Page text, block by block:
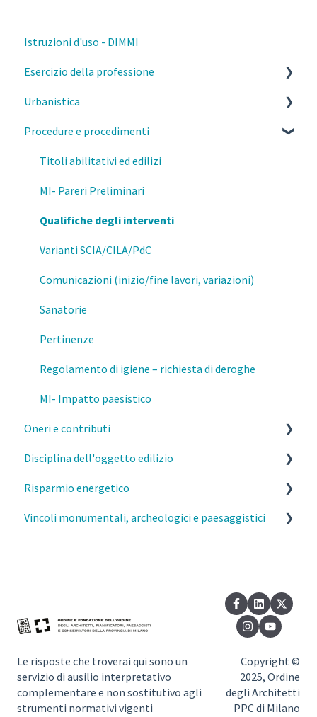
Istruzioni d'uso - DIMMI
Esercizio della professione
Parcelle, contratti e diritto civile
Deontologia
Responsabilità del professionista
Privacy e GDPR
Fisco
Prevenzione e Sicurezza Antincendio
Formazione
Urbanistica
PGT Milano- Norme morfologiche
PGT Milano- Piano delle regole
PGT Milano- Piano dei servizi
Piano di governo del territorio
Attestazione della consistenza Edilizia
Salvaguardia
Mutamenti di destinazione d'uso
Esercizio della professione
Procedure e procedimenti
Titoli abilitativi ed edilizi
MI- Pareri Preliminari
Qualifiche degli interventi
Varianti SCIA/CILA/PdC
Comunicazioni (inizio/fine lavori, variazioni)
Sanatorie
Pertinenze
Regolamento di igiene – richiesta di deroghe
MI- Impatto paesistico
Oneri e contributi
MI- Oneri urbanistici
MI- Contributo di costruzione
MI- Monetizzazione
Disciplina dell'oggetto edilizio
Caratteristiche costruttive e funzionali degli edifici
Distanze
davanzali
Sottotetti
Dotazioni igienico sanitarie
Invarianza idraulica
Risparmio energetico
Esercizio della professione e parcelle
Vincoli monumentali, archeologici e paesaggistici
Vincoli paesaggistici
Le risposte che troverai qui sono un
servizio di ausilio interpretativo
complementare e non sostitutivo agli
strumenti normativi vigenti
Copyright ©
2025, Ordine
degli Architetti
PPC di Milano